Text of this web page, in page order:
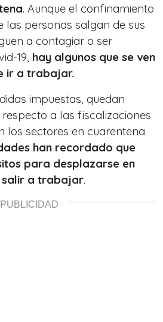
. Aunque el confinamiento
las personas salgan de sus
a contagiar o ser
19, hay algunos que se ven
ir a trabajar.
impuestas, quedan
a las fiscalizaciones
los sectores en cuarentena.
han recordado que
para desplazarse en
salir a trabajar.